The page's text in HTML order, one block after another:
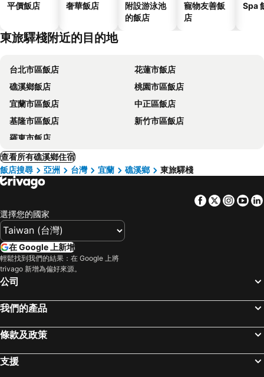
平價飯店 奢華飯店
附設游泳池
的飯店
寵物友善飯
店
Spa
東旅驛棧附近的目的地
台北市區飯店
花蓮市飯店
礁溪鄉飯店
桃園市區飯店
宜蘭市區飯店
中正區飯店
基隆市區飯店
新竹市區飯店
羅東市飯店
查看所有礁溪鄉住宿
飯店搜尋
亞洲 台灣 宜蘭 礁溪鄉 東旅驛棧
Facebook
Twitter
選擇您的國家
在 Google 上新增
輕鬆找到我們的結果：在 Google 上將
trivago 新增為偏好來源。
公司
我們的產品
條款及政策
支援